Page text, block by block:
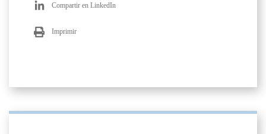
Compartir en LinkedIn
Imprimir